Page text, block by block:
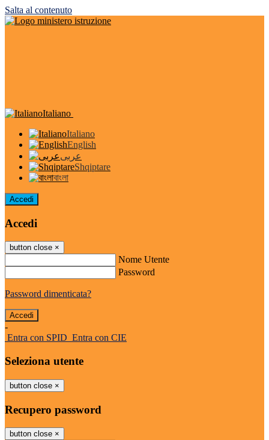
Salta al contenuto
Italiano
Italiano
English
عربى
Shqiptare
বাংলা
Accedi
Accedi
button close ×
Nome Utente
Password
Password dimenticata?
-
Entra con SPID Entra con CIE
Seleziona utente
button close ×
Recupero password
button close ×